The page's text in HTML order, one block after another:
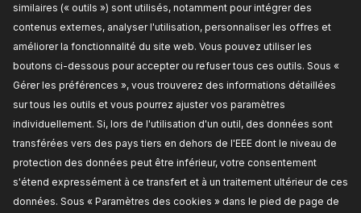
similaires (« outils ») sont utilisés, notamment pour intégrer des
contenus externes, analyser l'utilisation, personnaliser les offres et
améliorer la fonctionnalité du site web. Vous pouvez utiliser les
boutons ci-dessous pour accepter ou refuser tous ces outils. Sous «
Gérer les préférences », vous trouverez des informations détaillées
sur tous les outils et vous pourrez ajuster vos paramètres
individuellement. Si, lors de l'utilisation d'un outil, des données sont
transférées vers des pays tiers en dehors de l'EEE dont le niveau de
protection des données peut être inférieur, votre consentement
s'étend expressément à ce transfert et à un traitement ultérieur de ces
données. Sous « Paramètres des cookies » dans le pied de page de
7SEU16C,Numéro de pièce du fabricant:
1236M0020,Fabricant:RIDEX,Numéro de EAN:
4064138092890
Disponible en stock:
TARIF REVENDEUR
1236M0021
RIDEX Embrayage magnétique pour
compresseurs de climatisation
Nombre de stries:6,Poulie pour courroies - Ø
[mm]:115,Poids [g]: 500,ID du compresseur: